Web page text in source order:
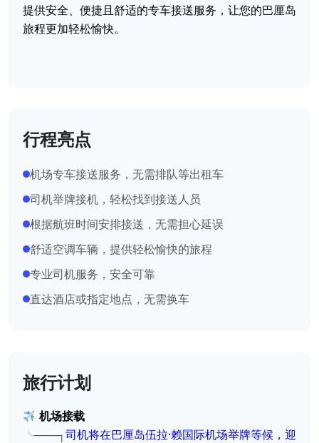
提供安全、便捷且舒适的专车接送服务，让您的巴厘岛
旅程更加轻松愉快。
行程亮点
机场专车接送服务，无需排队等出租车
司机举牌接机，轻松找到接送人员
根据航班时间安排接送，无需担心延误
舒适空调车辆，提供轻松愉快的旅程
专业司机服务，安全可靠
直达酒店或指定地点，无需换车
旅行计划
机场接载
╰───┐ 司机将在巴厘岛伍拉·赖国际机场举牌等候，迎